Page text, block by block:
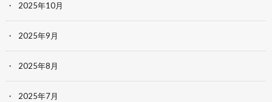
2025年10月
2025年9月
2025年8月
2025年7月